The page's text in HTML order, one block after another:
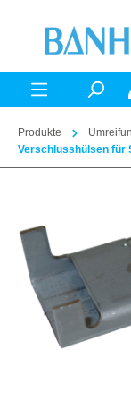
springen
Produkte
Verschlusshülsen für